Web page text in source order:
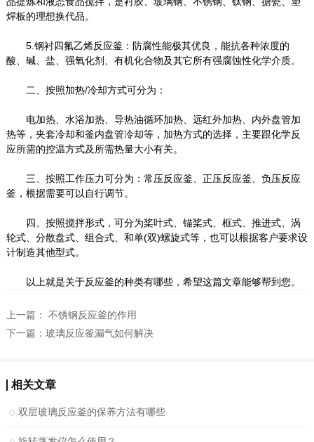
焊板的理想换代品。
5.钢衬四氟乙烯反应釜：防腐性能极其优良，能抗各种浓度的
酸、碱、盐、强氧化剂、有机化合物及其它所有强腐蚀性化学介质。
二、按照加热/冷却方式可分为：
电加热、水浴加热、导热油循环加热、远红外加热、内外盘管加
热等，夹套冷却和釜内盘管冷却等，加热方式的选择，主要跟化学反
应所需的控温方式及所需热量大小有关。
三、按照工作压力可分为：常压反应釜、正压反应釜、负压反应
釜，根据需要可以自行调节。
四、按照搅拌形式，可分为桨叶式、锚桨式、框式、推进式、涡
轮式、分散盘式、组合式、和单(双)螺旋式等，也可以根据客户要求设
计制造其他型式。
以上就是关于反应釜的种类有哪些，希望这篇文章能够帮到您。
上一篇：
不锈钢反应釜的作用
下一篇： 玻璃反应釜漏气如何解决
相关文章
双层玻璃反应釜的保养方法有哪些